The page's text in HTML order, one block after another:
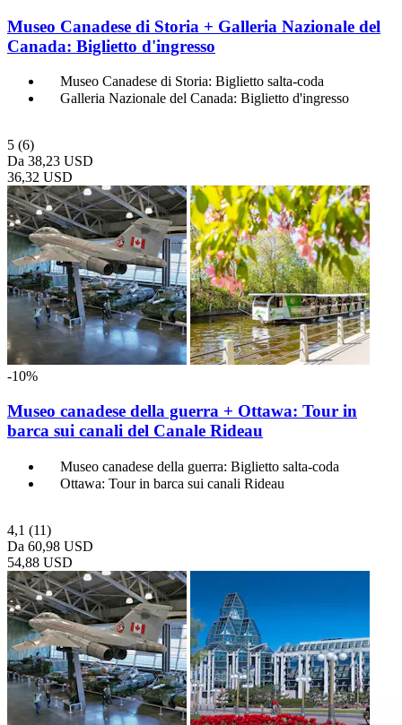
Museo Canadese di Storia + Galleria Nazionale del
Canada: Biglietto d'ingresso
Museo Canadese di Storia: Biglietto salta-coda
Galleria Nazionale del Canada: Biglietto d'ingresso
5 (6)
Da 38,23 USD
36,32 USD
-10%
Museo canadese della guerra + Ottawa: Tour in
barca sui canali del Canale Rideau
Museo canadese della guerra: Biglietto salta-coda
Ottawa: Tour in barca sui canali Rideau
4,1 (11)
Da 60,98 USD
54,88 USD